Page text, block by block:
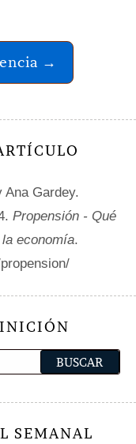
→
Ana Gardey.
Propensión - Qué
economía.
SEMANAL